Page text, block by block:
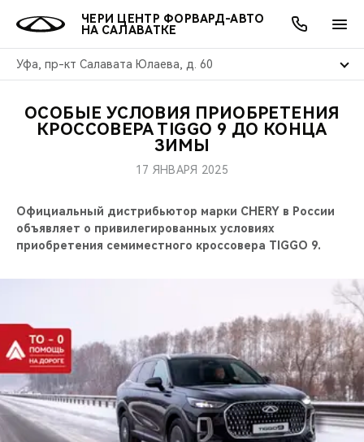
ЧЕРИ ЦЕНТР ФОРВАРД-АВТО
НА САЛАВАТКЕ
Уфа, пр-кт Салавата Юлаева, д. 60
МОДЕЛИ
КРОССОВЕРЫ
ПОКУПАТЕЛЯМ
ВЛАДЕЛЬЦАМ
ПОДДЕРЖКА
МИР CHERY
CHERY В СОЦСЕТЯХ
БЛАГОТВОРИТЕЛЬНОСТЬ
CHERY REMOTE
CHERY И СПОРТ
АКЦИИ
ОНЛАЙН СЕРВИСЫ
О КОМПАНИИ
ОСОБЫЕ УСЛОВИЯ ПРИОБРЕТЕНИЯ
КРОССОВЕРА TIGGO 9 ДО КОНЦА
ЗИМЫ
17 ЯНВАРЯ 2025
Официальный дистрибьютор марки CHERY в России
объявляет о привилегированных условиях
приобретения семиместного кроссовера TIGGO 9.